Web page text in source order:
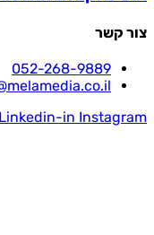
צור קשר
052-268-9889
Linkedin-in Instagram